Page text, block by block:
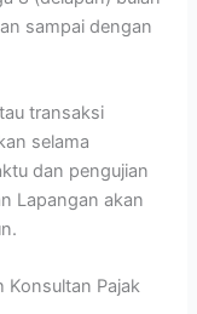
sampai dengan
transaksi
selama
dan pengujian
Lapangan akan
Konsultan Pajak